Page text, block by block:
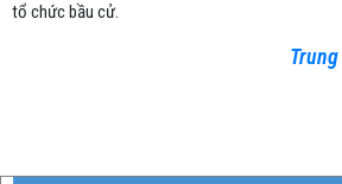
tổ chức bầu cử.